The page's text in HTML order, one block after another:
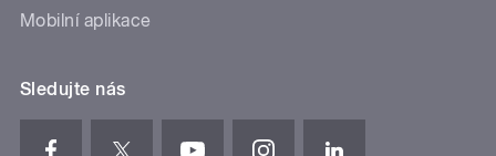
Mobilní aplikace
Sledujte nás